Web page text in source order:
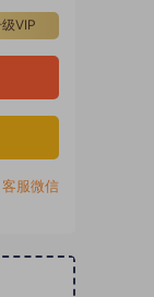
级VIP
服微信